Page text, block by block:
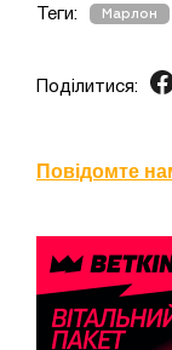
Теги: Марлон
Поділитися:
Повідомте